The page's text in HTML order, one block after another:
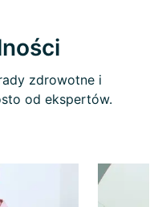
zdrowotne i
od ekspertów.